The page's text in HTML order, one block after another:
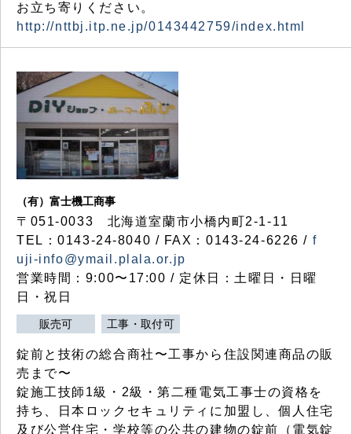
お立ち寄りください。
http://nttbj.itp.ne.jp/0143442759/index.html
（有）富士機工商事
〒051-0033 北海道室蘭市小橋内町2-1-11
TEL：0143-24-8040 / FAX：0143-24-6226 / f
uji-info@ymail.plala.or.jp
営業時間：9:00〜17:00 / 定休日：土曜日・日曜
日・祝日
販売可 工事・取付可
錠前と技術の総合商社〜工事から住設関連商品の販
売まで〜
錠施工技師1級・2級・第二種電気工事士の資格を
持ち、日本ロックセキュリティに加盟し、個人住宅
及び公営住宅・学校等の公共の建物の錠前（電気錠